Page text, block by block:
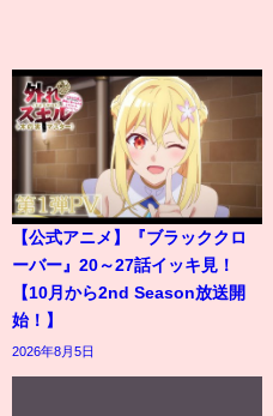
【公式アニメ】『ブラッククロ
ーバー』20～27話イッキ見！
【10月から2nd Season放送開
始！】
2026年8月5日